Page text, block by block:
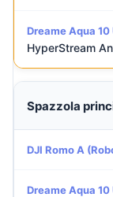
Dreame Aqua
HyperStream
Spazzola
DJI Romo A
Dreame Aqua